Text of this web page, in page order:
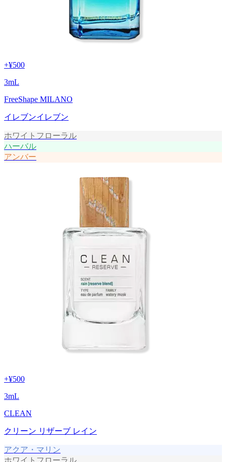
+¥500
3mL
FreeShape MILANO
イレブンイレブン
ホワイトフローラル
ハーバル
アンバー
+¥500
3mL
CLEAN
クリーン リザーブ レイン
アクア・マリン
ホワイトフローラル